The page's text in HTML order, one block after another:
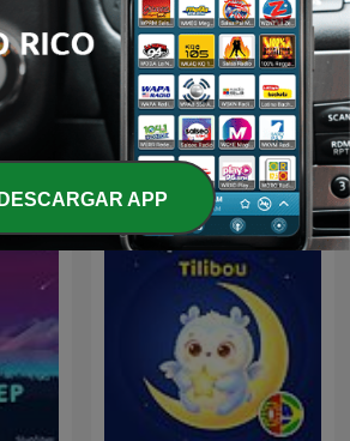
Theo’s Zoo
internacionales de Para toda
DESCARGAR APP